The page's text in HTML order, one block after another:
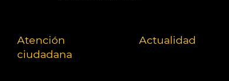
Atención
ciudadana
Actualidad